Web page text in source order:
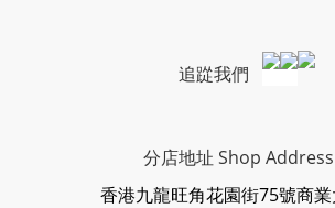
追踨我們
分店地址 Shop Address
香港九龍旺角花園街75號商